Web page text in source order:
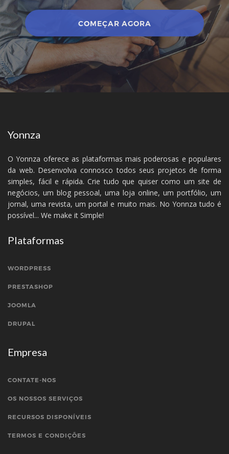
COMEÇAR AGORA
Yonnza
O Yonnza oferece as plataformas mais poderosas e populares
da web. Desenvolva connosco todos seus projetos de forma
simples, fácil e rápida. Crie tudo que quiser como um site de
negócios, um blog pessoal, uma loja online, um portfólio, um
jornal, uma revista, um portal e muito mais. No Yonnza tudo é
possível... We make it Simple!
Plataformas
WORDPRESS
PRESTASHOP
JOOMLA
DRUPAL
Empresa
CONTATE-NOS
OS NOSSOS SERVIÇOS
RECURSOS DISPONÍVEIS
TERMOS E CONDIÇÕES